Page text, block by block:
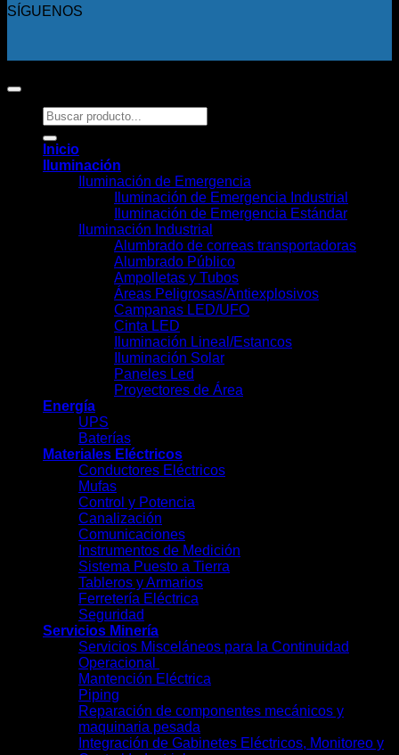
SÍGUENOS
Buscar
por:
Inicio
Iluminación
Iluminación de Emergencia
Iluminación de Emergencia Industrial
Iluminación de Emergencia Estándar
Iluminación Industrial
Alumbrado de correas transportadoras
Alumbrado Público
Ampolletas y Tubos
Áreas Peligrosas/Antiexplosivos
Campanas LED/UFO
Cinta LED
Iluminación Lineal/Estancos
Iluminación Solar
Paneles Led
Proyectores de Área
Energía
UPS
Baterías
Materiales Eléctricos
Conductores Eléctricos
Mufas
Control y Potencia
Canalización
Comunicaciones
Instrumentos de Medición
Sistema Puesto a Tierra
Tableros y Armarios
Ferretería Eléctrica
Seguridad
Servicios Minería
Servicios Misceláneos para la Continuidad
Operacional
Mantención Eléctrica
Piping
Reparación de componentes mecánicos y
maquinaria pesada
Integración de Gabinetes Eléctricos, Monitoreo y